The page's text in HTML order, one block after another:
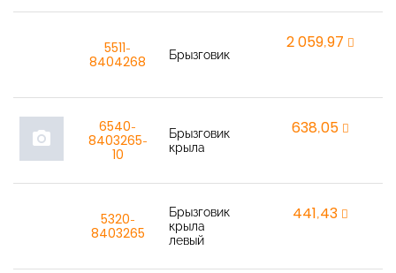
5511-
8404268
Брызговик
2 059,97
photo_camera
6540-
8403265-
10
Брызговик
крыла
638,05
5320-
8403265
Брызговик
крыла
левый
441,43